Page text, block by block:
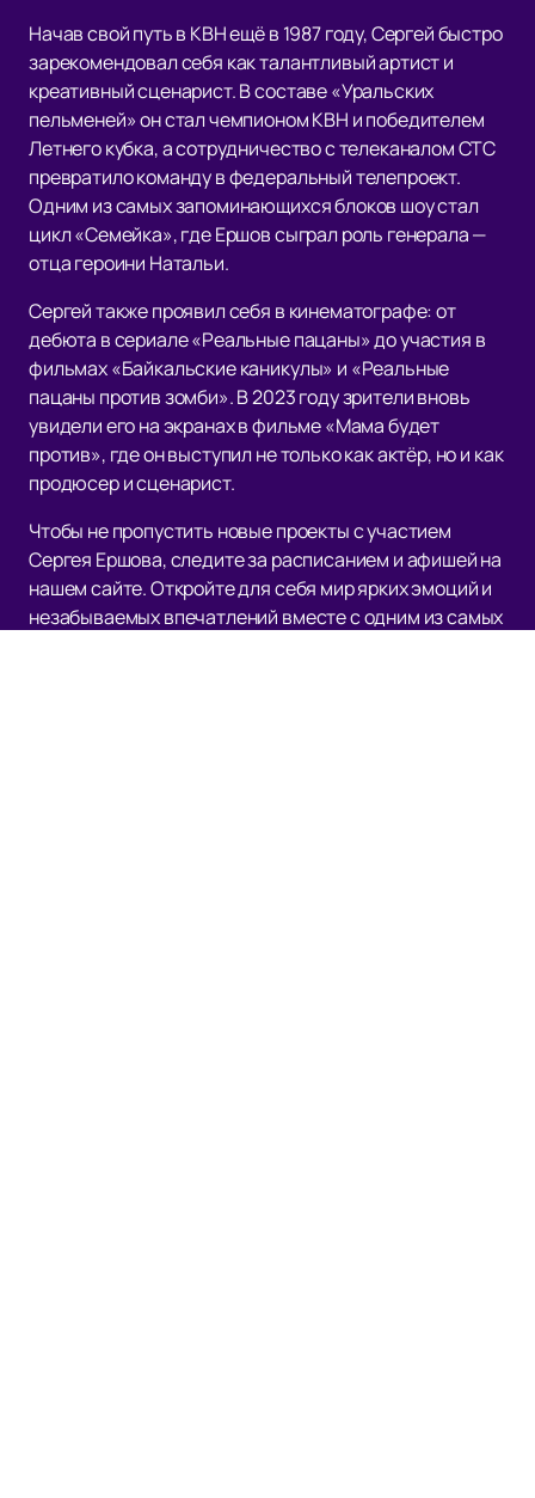
Начав свой путь в КВН ещё в 1987 году, Сергей быстро
зарекомендовал себя как талантливый артист и
креативный сценарист. В составе «Уральских
пельменей» он стал чемпионом КВН и победителем
Летнего кубка, а сотрудничество с телеканалом СТС
превратило команду в федеральный телепроект.
Одним из самых запоминающихся блоков шоу стал
цикл «Семейка», где Ершов сыграл роль генерала —
отца героини Натальи.
Сергей также проявил себя в кинематографе: от
дебюта в сериале «Реальные пацаны» до участия в
фильмах «Байкальские каникулы» и «Реальные
пацаны против зомби». В 2023 году зрители вновь
увидели его на экранах в фильме «Мама будет
против», где он выступил не только как актёр, но и как
продюсер и сценарист.
Чтобы не пропустить новые проекты с участием
Сергея Ершова, следите за расписанием и афишей на
нашем сайте. Откройте для себя мир ярких эмоций и
незабываемых впечатлений вместе с одним из самых